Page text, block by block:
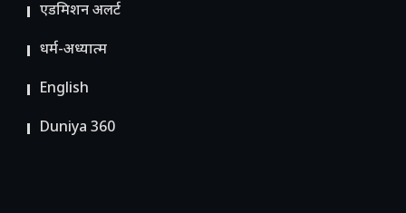
ए​डमिशन अलर्ट
धर्म-अध्यात्म
English
Duniya 360